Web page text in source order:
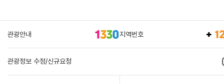
관광안내 지역번호
관광정보 수정/신규요청